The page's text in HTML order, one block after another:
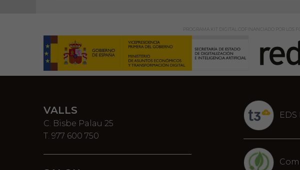
PROGRAMA KIT DIGITAL COFINANCIADO POR LOS
VALLS
C. Bisbe Palau 25
T. 977 600 750